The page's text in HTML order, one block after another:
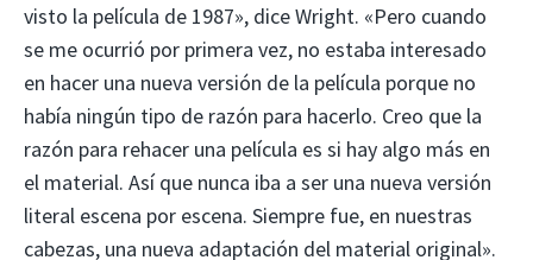
visto la película de 1987», dice Wright. «Pero cuando
se me ocurrió por primera vez, no estaba interesado
en hacer una nueva versión de la película porque no
había ningún tipo de razón para hacerlo. Creo que la
razón para rehacer una película es si hay algo más en
el material. Así que nunca iba a ser una nueva versión
literal escena por escena. Siempre fue, en nuestras
cabezas, una nueva adaptación del material original».